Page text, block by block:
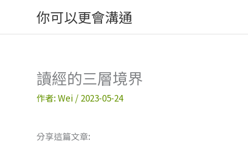
主
你可以更會溝通
讀經的三層境界
作者:Wei / 2023-05-24
分享這篇文章: